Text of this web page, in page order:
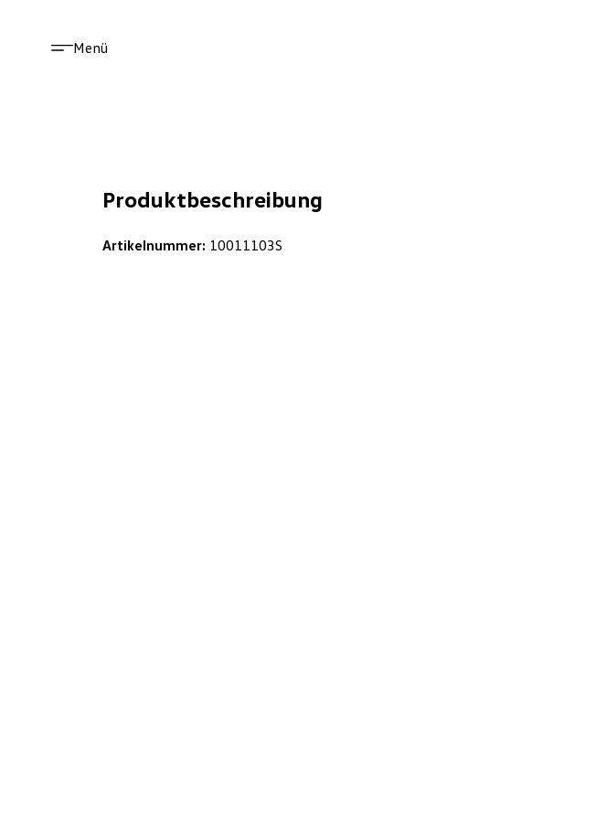
Menü
Produktbeschreibung
Artikelnummer: 10011103S